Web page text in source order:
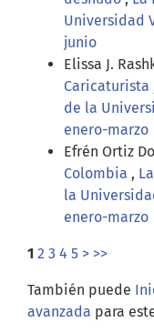
Universidad
junio
Elissa J.
Caricaturista
de la
enero-marzo
Efrén Ortiz
Colombia ,
la
enero-marzo
1 2 3 4 5 > >>
También puede
avanzada para